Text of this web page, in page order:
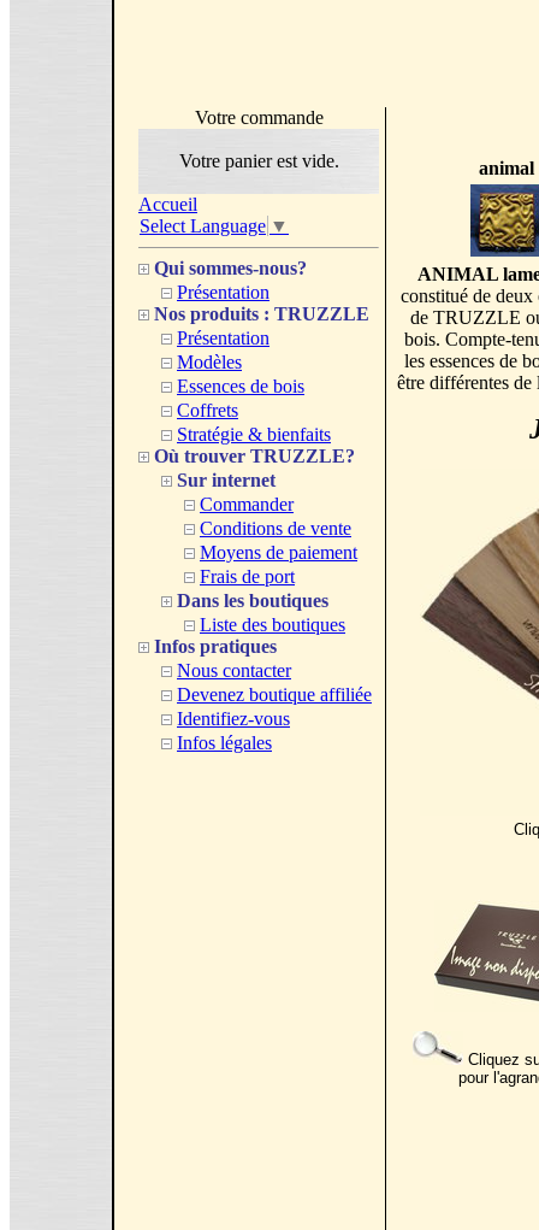
Votre commande
Votre panier est vide.
Accueil
Select Language ▼
Qui sommes-nous?
Présentation
Nos produits : TRUZZLE
Présentation
Modèles
Essences de bois
Coffrets
Stratégie & bienfaits
Où trouver TRUZZLE?
Sur internet
Commander
Conditions de vente
Moyens de paiement
Frais de port
Dans les boutiques
Liste des boutiques
Infos pratiques
Nous contacter
Devenez boutique affiliée
Identifiez-vous
Infos légales
animal
ANIMAL
constitué de deux
de TRUZZLE
bois. Compte-
les essences de
être différentes de
Cliquez
pour